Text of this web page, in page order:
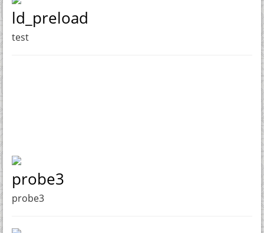
ld_preload
test
probe3
probe3